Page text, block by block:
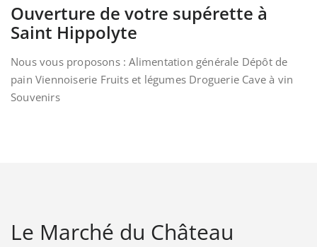
Ouverture de votre supérette à
Saint Hippolyte
Nous vous proposons : Alimentation générale Dépôt de
pain Viennoiserie Fruits et légumes Droguerie Cave à vin
Souvenirs
Le Marché du Château